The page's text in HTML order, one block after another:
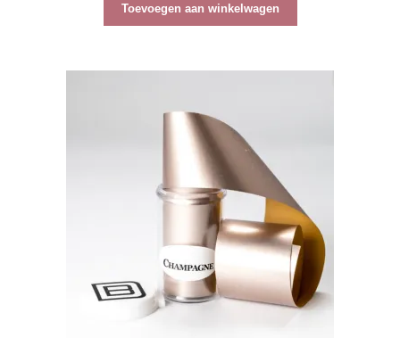
5
Toevoegen aan winkelwagen